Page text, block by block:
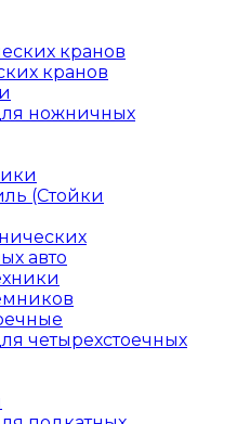
кранов
кранов
ножничных
(Стойки
авто
четырехстоечных